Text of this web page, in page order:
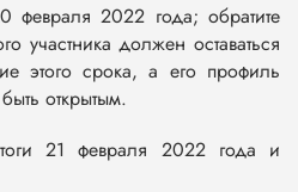
февраля 2022 года; обратите
участника должен оставаться
этого срока, а его профиль
открытым.
21 февраля 2022 года и